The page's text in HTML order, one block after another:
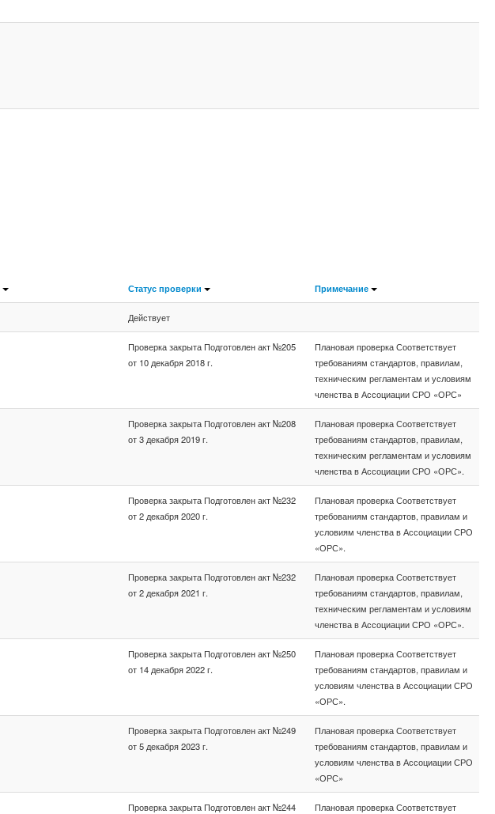
Статус проверки Примечание
Действует
Проверка закрыта Подготовлен акт №205
от 10 декабря 2018 г.
Плановая проверка Соответствует
требованиям стандартов, правилам,
техническим регламентам и условиям
членства в Ассоциации СРО «ОРС»
Проверка закрыта Подготовлен акт №208
от 3 декабря 2019 г.
Плановая проверка Соответствует
требованиям стандартов, правилам,
техническим регламентам и условиям
членства в Ассоциации СРО «ОРС».
Проверка закрыта Подготовлен акт №232
от 2 декабря 2020 г.
Плановая проверка Соответствует
требованиям стандартов, правилам и
условиям членства в Ассоциации СРО
«ОРС».
Проверка закрыта Подготовлен акт №232
от 2 декабря 2021 г.
Плановая проверка Соответствует
требованиям стандартов, правилам,
техническим регламентам и условиям
членства в Ассоциации СРО «ОРС».
Проверка закрыта Подготовлен акт №250
от 14 декабря 2022 г.
Плановая проверка Соответствует
требованиям стандартов, правилам и
условиям членства в Ассоциации СРО
«ОРС».
Проверка закрыта Подготовлен акт №249
от 5 декабря 2023 г.
Плановая проверка Соответствует
требованиям стандартов, правилам и
условиям членства в Ассоциации СРО
«ОРС»
Проверка закрыта Подготовлен акт №244 Плановая проверка Соответствует